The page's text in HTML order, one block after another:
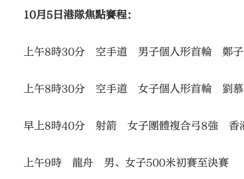
10月5日港隊焦點賽程：
上午8時30分 空手道 男子個人形首輪 鄭
上午8時30分 空手道 女子個人形首輪 劉
早上8時40分 射箭 女子團體複合弓8強 香
上午9時 龍舟 男、女子500米初賽至決賽